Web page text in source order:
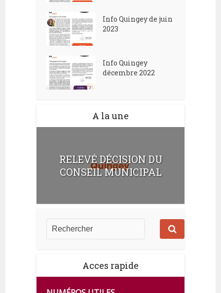
Info Quingey de juin
2023
Info Quingey
décembre 2022
A la une
RELEVÉ DÉCISION DU
CONSEIL MUNICIPAL
Acces rapide